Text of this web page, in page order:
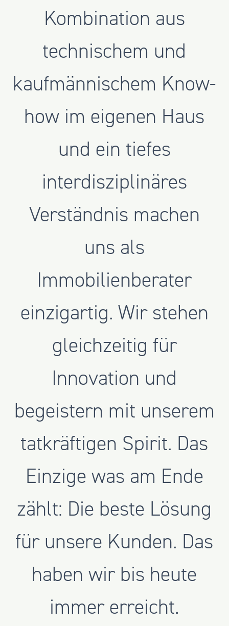
Kombination aus
technischem und
kaufmännischem Know-
how im eigenen Haus
und ein tiefes
interdisziplinäres
Verständnis machen
uns als
Immobilienberater
einzigartig. Wir stehen
gleichzeitig für
Innovation und
begeistern mit unserem
tatkräftigen Spirit. Das
Einzige was am Ende
zählt: Die beste Lösung
für unsere Kunden. Das
haben wir bis heute
immer erreicht.